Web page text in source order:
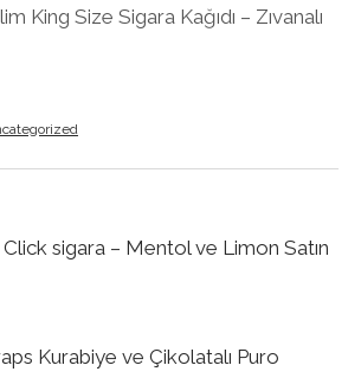
King Size Sigara Kağıdı – Zıvanalı
sigara – Mentol ve Limon Satın
Kurabiye ve Çikolatalı Puro